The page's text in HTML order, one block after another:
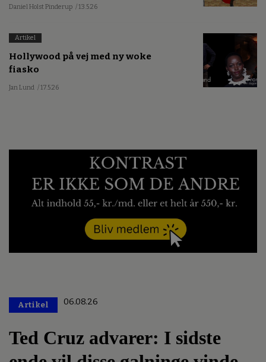
Daniel Holst Pinderup / 13.5.26
Artikel
Hollywood på vej med ny woke
fiasko
Jan Lund / 17.5.26
Artikel 06.08.26
Ted Cruz advarer: I sidste